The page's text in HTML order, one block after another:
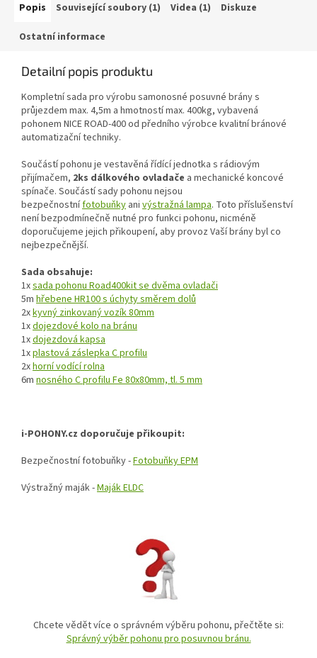
Popis Související soubory (1) Videa (1) Diskuze
Ostatní informace
Detailní popis produktu
Kompletní sada pro výrobu samonosné posuvné brány s
průjezdem max. 4,5m a hmotností max. 400kg, vybavená
pohonem NICE ROAD-400 od předního výrobce kvalitní bránové
automatizační techniky.
Součástí pohonu je vestavěná řídící jednotka s rádiovým
přijímačem, 2ks dálkového ovladače a mechanické koncové
spínače. Součástí sady pohonu nejsou
bezpečnostnífotobuňky ani výstražná lampa. Toto příslušenství
není bezpodmínečně nutné pro funkci pohonu, nicméně
doporučujeme jejich přikoupení, aby provoz Vaší brány byl co
nejbezpečnější.
Sada obsahuje:
1xsada pohonu Road400kit se dvěma ovladači
5m hřebene HR100 s úchyty směrem dolů
2xkyvný zinkovaný vozík 80mm
1xdojezdové kolo na bránu
1xdojezdová kapsa
1xplastová záslepka C profilu
2xhorní vodící rolna
6m nosného C profilu Fe 80x80mm, tl. 5 mm
i-POHONY.cz doporučuje přikoupit:
Bezpečnostní fotobuňky -Fotobuňky EPM
Výstražný maják -Maják ELDC
Chcete vědět více o správném výběru pohonu, přečtěte si:
Správný výběr pohonu pro posuvnou bránu.